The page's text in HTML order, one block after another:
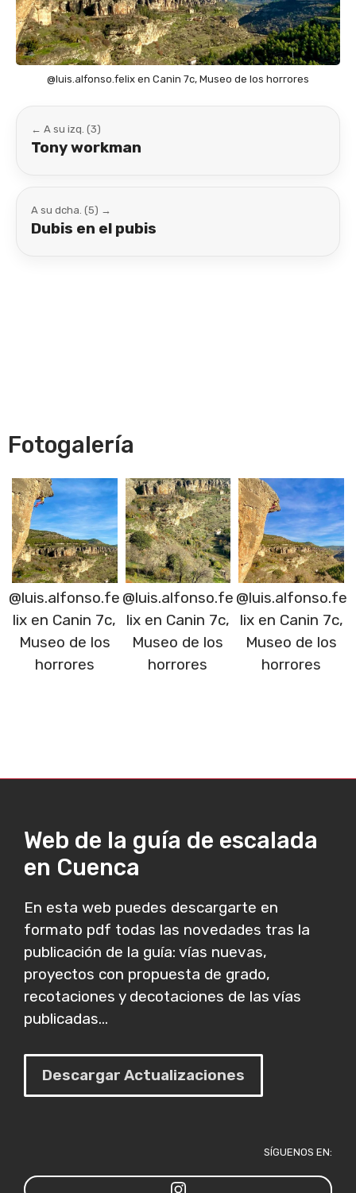
@luis.alfonso.felix en Canin 7c, Museo de los horrores
← A su izq. (3)
Tony workman
A su dcha. (5) →
Dubis en el pubis
Fotogalería
@luis.alfonso.fe
lix en Canin 7c,
Museo de los
horrores
@luis.alfonso.fe
lix en Canin 7c,
Museo de los
horrores
@luis.alfonso.fe
lix en Canin 7c,
Museo de los
horrores
Web de la guía de escalada
en Cuenca
En esta web puedes descargarte en
formato pdf todas las novedades tras la
publicación de la guía: vías nuevas,
proyectos con propuesta de grado,
recotaciones y decotaciones de las vías
publicadas...
Descargar Actualizaciones
SÍGUENOS EN: